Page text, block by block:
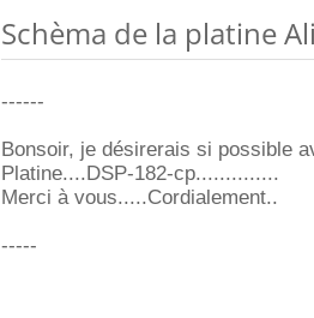
Schèma de la platine
------
Bonsoir, je désirerais si possible
Platine....DSP-182-cp..............
Merci à vous.....Cordialement..
-----